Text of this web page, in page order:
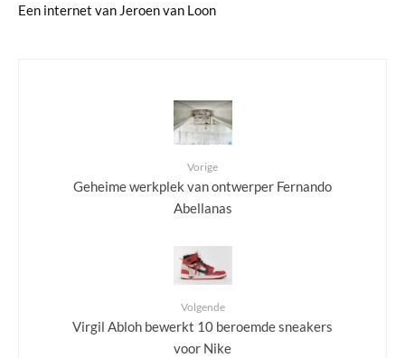
Een internet van Jeroen van Loon
Vorige
Geheime werkplek van ontwerper Fernando
Abellanas
Volgende
Virgil Abloh bewerkt 10 beroemde sneakers
voor Nike